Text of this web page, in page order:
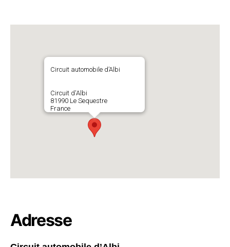
Circuit automobile d’Albi
Circuit d'Albi
81990 Le Sequestre
France
Adresse